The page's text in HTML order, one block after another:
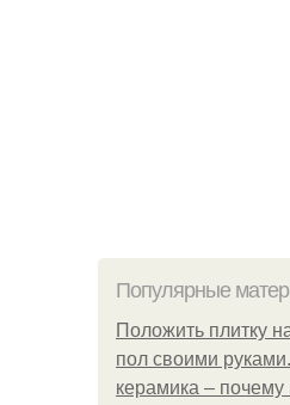
Популярные
Положить плитку
пол своими
керамика – почему